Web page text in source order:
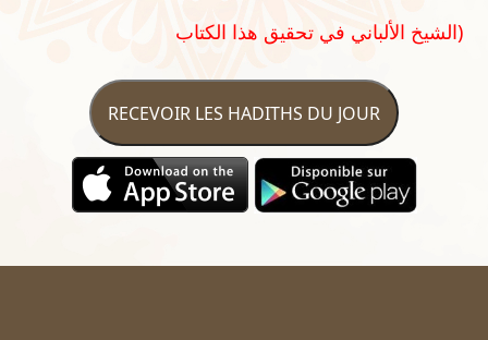
الشيخ الألباني في تحقيق هذا الكتاب)
RECEVOIR LES HADITHS DU JOUR